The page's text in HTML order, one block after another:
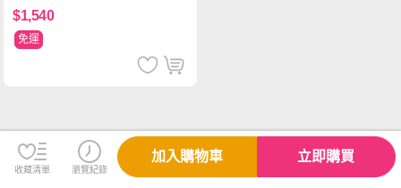
$1,540
免運
收藏清單 瀏覽紀錄
加入購物車 立即購買